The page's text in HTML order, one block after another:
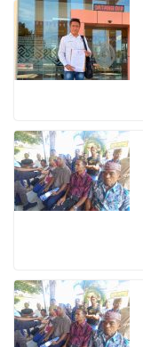
b
o
o
er